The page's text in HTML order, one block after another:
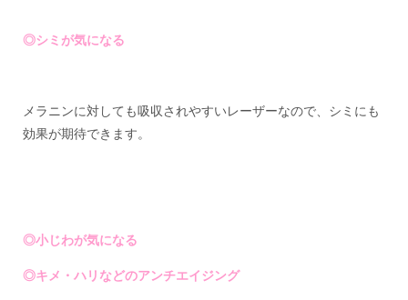
◎シミが気になる
メラニンに対しても吸収されやすいレーザーなので、シミにも
効果が期待できます。
◎小じわが気になる
◎キメ・ハリなどのアンチエイジング